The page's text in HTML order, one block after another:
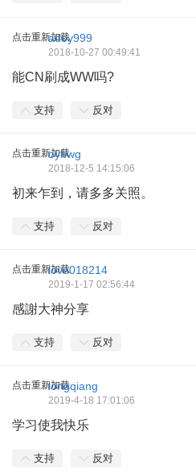
点击重新加载adoy999
2018-10-27 00:49:41
能CN刷成WW吗?
支持 反对
点击重新加载
oyhwg
2018-12-5 14:15:06
初来乍到，请多多关照。
支持 反对
点击重新加载love018214
2019-1-17 02:56:44
感謝大神分享
支持 反对
点击重新加载longqiang
2019-4-18 17:01:06
学习使我快乐
支持 反对